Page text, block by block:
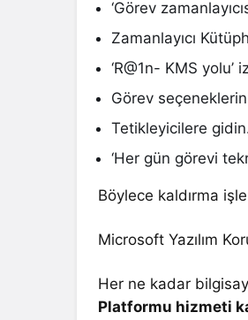
‘Görev
Zamanlayıcı
‘R@1n- KMS yolu’
Görev
Tetikleyicilere
‘Her gün görevi
Böylece kaldırma
Microsoft Yazılım
Her ne kadar
Platformu hizmeti